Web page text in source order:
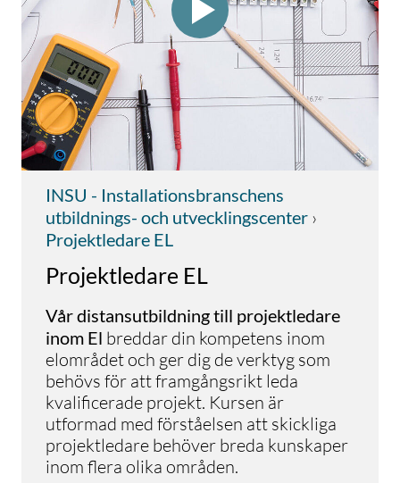
INSU - Installationsbranschens
utbildnings- och utvecklingscenter ›
Projektledare EL
Projektledare EL
Vår distansutbildning till projektledare
inom El breddar din kompetens inom
elområdet och ger dig de verktyg som
behövs för att framgångsrikt leda
kvalificerade projekt. Kursen är
utformad med förståelsen att skickliga
projektledare behöver breda kunskaper
inom flera olika områden.